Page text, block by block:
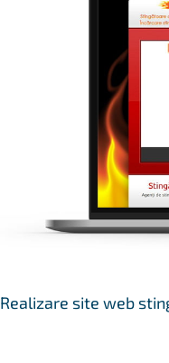
Realizare site web